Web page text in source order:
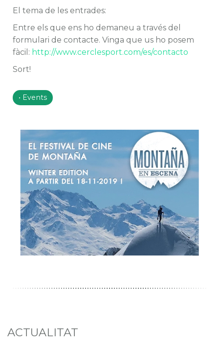
El tema de les entrades:
Entre els que ens ho demaneu a través del
formulari de contacte. Vinga que us ho posem
fàcil: http://www.cerclesport.com/es/contacto
Sort!
Events
ACTUALITAT